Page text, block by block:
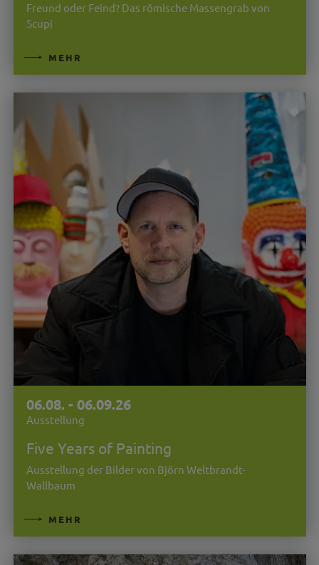
Freund oder Feind? Das römische Massengrab von
Scupi
MEHR
06.08. - 06.09.26
Ausstellung
Five Years of Painting
Ausstellung der Bilder von Björn Weltbrandt-
Wallbaum
MEHR